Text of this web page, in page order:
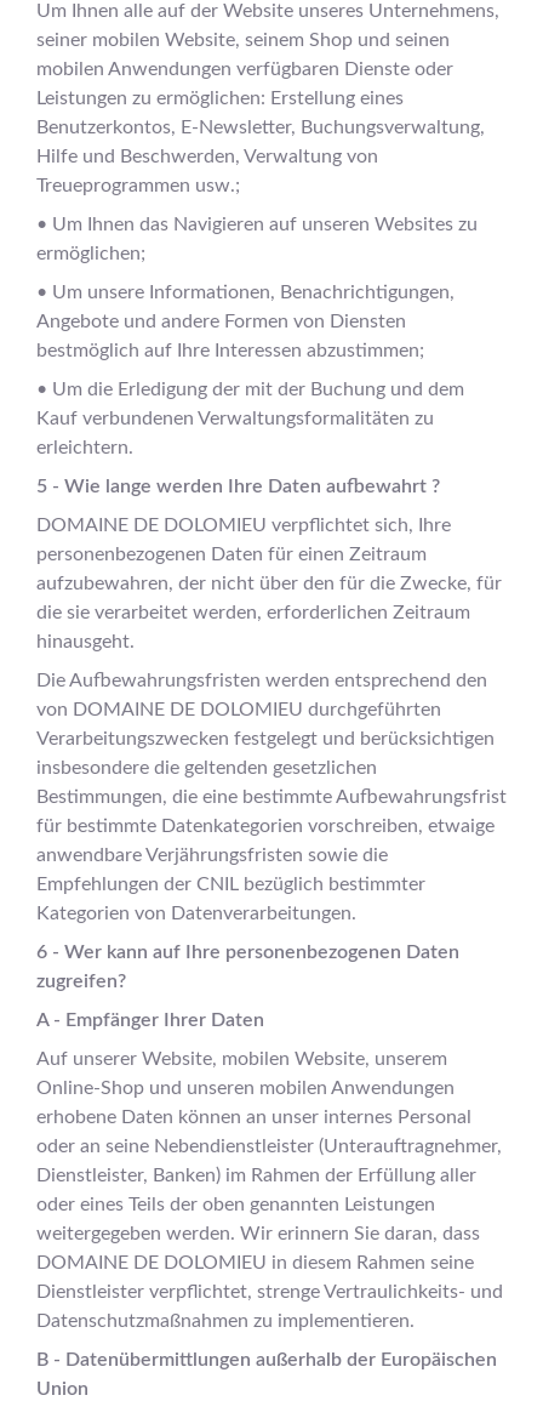
Um Ihnen alle auf der Website unseres Unternehmens,
seiner mobilen Website, seinem Shop und seinen
mobilen Anwendungen verfügbaren Dienste oder
Leistungen zu ermöglichen: Erstellung eines
Benutzerkontos, E-Newsletter, Buchungsverwaltung,
Hilfe und Beschwerden, Verwaltung von
Treueprogrammen usw.;
• Um Ihnen das Navigieren auf unseren Websites zu
ermöglichen;
• Um unsere Informationen, Benachrichtigungen,
Angebote und andere Formen von Diensten
bestmöglich auf Ihre Interessen abzustimmen;
• Um die Erledigung der mit der Buchung und dem
Kauf verbundenen Verwaltungsformalitäten zu
erleichtern.
5 - Wie lange werden Ihre Daten aufbewahrt ?
DOMAINE DE DOLOMIEU verpflichtet sich, Ihre
personenbezogenen Daten für einen Zeitraum
aufzubewahren, der nicht über den für die Zwecke, für
die sie verarbeitet werden, erforderlichen Zeitraum
hinausgeht.
Die Aufbewahrungsfristen werden entsprechend den
von DOMAINE DE DOLOMIEU durchgeführten
Verarbeitungszwecken festgelegt und berücksichtigen
insbesondere die geltenden gesetzlichen
Bestimmungen, die eine bestimmte Aufbewahrungsfrist
für bestimmte Datenkategorien vorschreiben, etwaige
anwendbare Verjährungsfristen sowie die
Empfehlungen der CNIL bezüglich bestimmter
Kategorien von Datenverarbeitungen.
6 - Wer kann auf Ihre personenbezogenen Daten
zugreifen?
A - Empfänger Ihrer Daten
Auf unserer Website, mobilen Website, unserem
Online-Shop und unseren mobilen Anwendungen
erhobene Daten können an unser internes Personal
oder an seine Nebendienstleister (Unterauftragnehmer,
Dienstleister, Banken) im Rahmen der Erfüllung aller
oder eines Teils der oben genannten Leistungen
weitergegeben werden. Wir erinnern Sie daran, dass
DOMAINE DE DOLOMIEU in diesem Rahmen seine
Dienstleister verpflichtet, strenge Vertraulichkeits- und
Datenschutzmaßnahmen zu implementieren.
B - Datenübermittlungen außerhalb der Europäischen
Union